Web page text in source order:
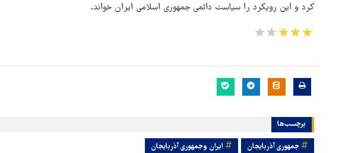
کرد و این رویکرد را سیاست دائمی جمهوری اسلامی ایران خواند.
برچسب‌ها
جمهوری آذربایجان ایران وجمهوری آذربایجان